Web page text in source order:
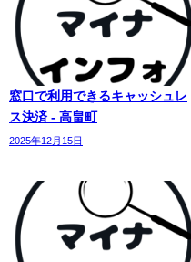
窓口で利用できるキャッシュレ
ス決済 - 高畠町
2025年12月15日